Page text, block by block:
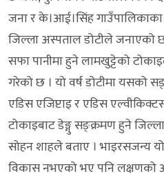
जना र के।आई।सिंह
जिल्ला अस्पताल डोटीले जनाएको
सफा पानीमा हुने लामखुट्टेको
गरेको छ । यो वर्ष डोटीमा यसको
एडिस एजिप्टाइ र एडिस
टोकाइबाट डेङ्गु सङ्क्रमण हुने
सोहन शाहले बताए । भाइरसजन्य यो
विकास नभएको भए पनि लक्षणको